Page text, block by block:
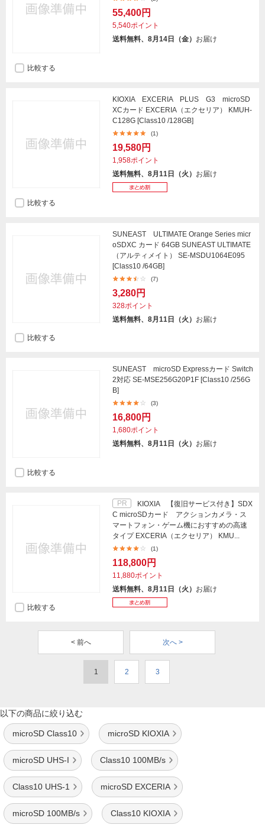
55,400円
5,540ポイント
送料無料、8月14日（金） お届け
比較する
KIOXIA EXCERIA PLUS G3 microSD
XCカード EXCERIA（エクセリア） KMUH-
C128G [Class10 /128GB]
(1)
19,580円
1,958ポイント
送料無料、8月11日（火） お届け
比較する
SUNEAST ULTIMATE Orange Series micr
oSDXC カード 64GB SUNEAST ULTIMATE
（アルティメイト） SE-MSDU1064E095
[Class10 /64GB]
(7)
3,280円
328ポイント
送料無料、8月11日（火） お届け
比較する
SUNEAST microSD Expressカード Switch
2対応 SE-MSE256G20P1F [Class10 /256G
B]
(3)
16,800円
1,680ポイント
送料無料、8月11日（火） お届け
比較する
PR
KIOXIA 【復旧サービス付き】SDX
C microSDカード アクションカメラ・ス
マートフォン・ゲーム機におすすめの高速
タイプ EXCERIA（エクセリア） KMU...
(1)
118,800円
11,880ポイント
送料無料、8月11日（火） お届け
比較する
< 前へ 次へ >
1 2 3
以下の商品に絞り込む
microSD Class10 microSD KIOXIA
microSD UHS-I Class10 100MB/s
Class10 UHS-1 microSD EXCERIA
microSD 100MB/s Class10 KIOXIA